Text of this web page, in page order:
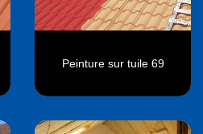
Peinture sur tuile 69